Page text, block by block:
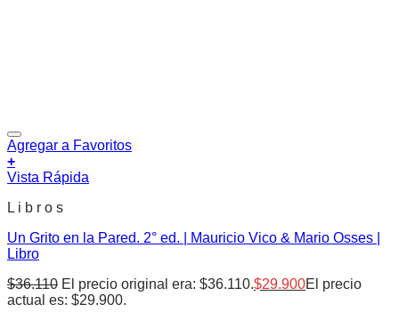
Agregar a Favoritos
+
Vista Rápida
L i b r o s
Un Grito en la Pared. 2° ed. | Mauricio Vico & Mario Osses |
Libro
$36.110 El precio original era: $36.110.$29.900El precio
actual es: $29.900.